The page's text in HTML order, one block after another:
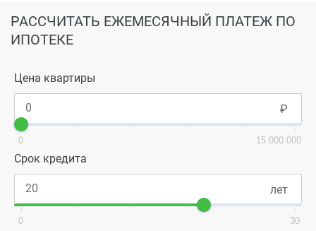
РАССЧИТАТЬ ЕЖЕМЕСЯЧНЫЙ ПЛАТЕЖ ПО
ИПОТЕКЕ
Цена квартиры
0 15 000 000
Срок кредита
0 30